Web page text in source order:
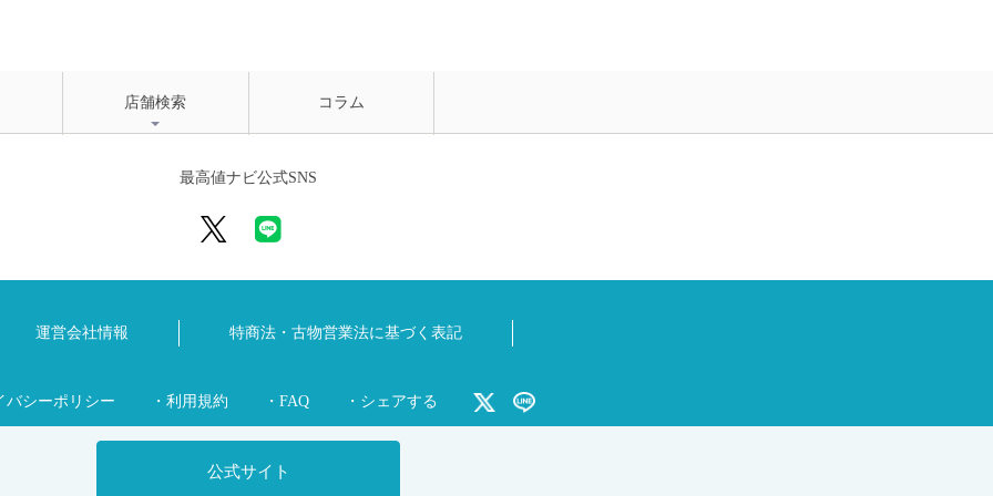
公式サイト
店舗検索 コラム
最高値ナビ公式SNS
運営会社情報 特商法・古物営業法に基づく表記
バシーポリシー ・利用規約 ・FAQ ・シェアする